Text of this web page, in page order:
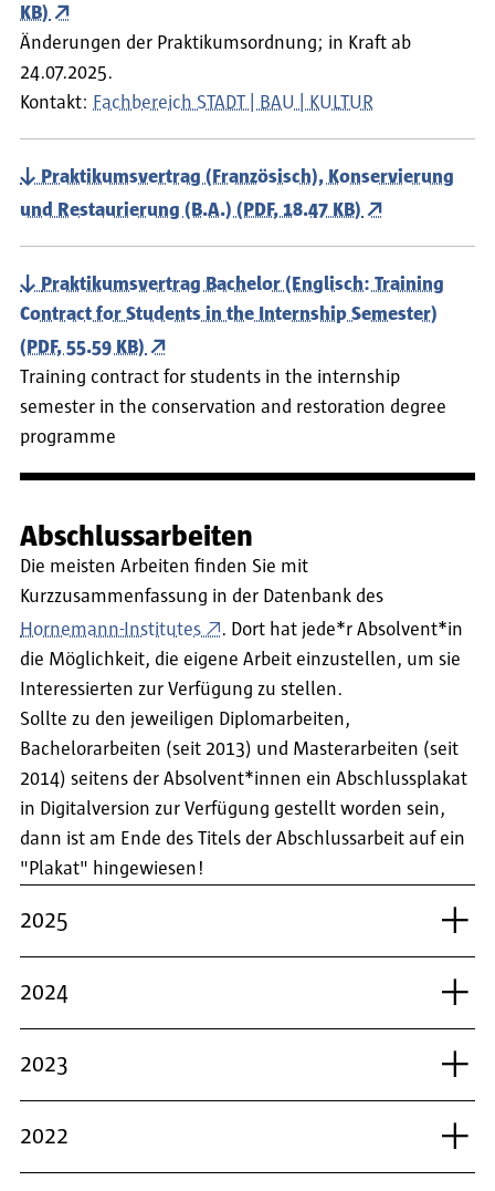
KB)
Änderungen der Praktikumsordnung; in Kraft ab
24.07.2025.
Kontakt: Fachbereich STADT | BAU | KULTUR
Praktikumsvertrag (Französisch), Konservierung
und Restaurierung (B.A.) (PDF, 18.47 KB)
Praktikumsvertrag Bachelor (Englisch: Training
Contract for Students in the Internship Semester)
(PDF, 55.59 KB)
Training contract for students in the internship
semester in the conservation and restoration degree
programme
Abschlussarbeiten
Die meisten Arbeiten finden Sie mit
Kurzzusammenfassung in der Datenbank des
Hornemann-Institutes
. Dort hat jede*r Absolvent*in
die Möglichkeit, die eigene Arbeit einzustellen, um sie
Interessierten zur Verfügung zu stellen.
Sollte zu den jeweiligen Diplomarbeiten,
Bachelorarbeiten (seit 2013) und Masterarbeiten (seit
2014) seitens der Absolvent*innen ein Abschlussplakat
in Digitalversion zur Verfügung gestellt worden sein,
dann ist am Ende des Titels der Abschlussarbeit auf ein
"Plakat" hingewiesen!
2025
2024
2023
2022